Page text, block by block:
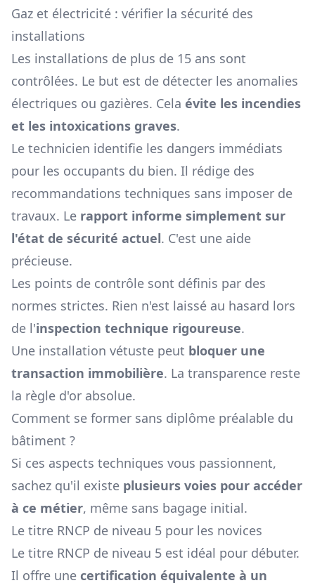
Gaz et électricité : vérifier la sécurité des
installations
Les installations de plus de 15 ans sont
contrôlées. Le but est de détecter les anomalies
électriques ou gazières. Cela évite les incendies
et les intoxications graves.
Le technicien identifie les dangers immédiats
pour les occupants du bien. Il rédige des
recommandations techniques sans imposer de
travaux. Le rapport informe simplement sur
l'état de sécurité actuel. C'est une aide
précieuse.
Les points de contrôle sont définis par des
normes strictes. Rien n'est laissé au hasard lors
de l'inspection technique rigoureuse.
Une installation vétuste peut bloquer une
transaction immobilière. La transparence reste
la règle d'or absolue.
Comment se former sans diplôme préalable du
bâtiment ?
Si ces aspects techniques vous passionnent,
sachez qu'il existe plusieurs voies pour accéder
à ce métier, même sans bagage initial.
Le titre RNCP de niveau 5 pour les novices
Le titre RNCP de niveau 5 est idéal pour débuter.
Il offre une certification équivalente à un